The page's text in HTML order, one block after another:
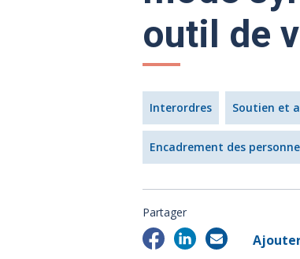
outil de
Interordres Soutien et
Encadrement des
Partager